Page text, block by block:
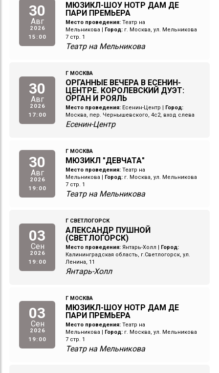
30
Авг
2026
15:00
МЮЗИКЛ-ШОУ НОТР ДАМ ДЕ
ПАРИ ПРЕМЬЕРА
Место проведения: Театр на
Мельникова
Город: г. Москва, ул. Мельникова
7 стр. 1
Театр на Мельникова
30
Авг
2026
17:00
Г МОСКВА
ОРГАННЫЕ ВЕЧЕРА В ЕСЕНИН-
ЦЕНТРЕ. КОРОЛЕВСКИЙ ДУЭТ:
ОРГАН И РОЯЛЬ
Место проведения: Есенин-Центр
Город:
Москва, пер. Чернышевского, 4с2, вход слева
Есенин-Центр
30
Авг
2026
19:00
Г МОСКВА
МЮЗИКЛ "ДЕВЧАТА"
Место проведения: Театр на
Мельникова
Город: г. Москва, ул. Мельникова
7 стр. 1
Театр на Мельникова
03
Сен
2026
19:00
Г СВЕТЛОГОРСК
АЛЕКСАНДР ПУШНОЙ
(СВЕТЛОГОРСК)
Место проведения: Янтарь-Холл
Город:
Калининградская область, г.Светлогорск, ул.
Ленина, 11
Янтарь-Холл
03
Сен
2026
19:00
Г МОСКВА
МЮЗИКЛ-ШОУ НОТР ДАМ ДЕ
ПАРИ ПРЕМЬЕРА
Место проведения: Театр на
Мельникова
Город: г. Москва, ул. Мельникова
7 стр. 1
Театр на Мельникова